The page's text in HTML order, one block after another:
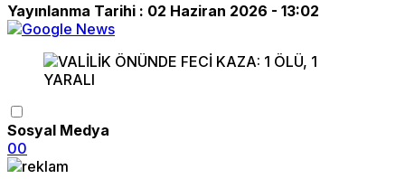
Yayınlanma Tarihi : 02 Haziran 2026 - 13:02
Sosyal Medya
00